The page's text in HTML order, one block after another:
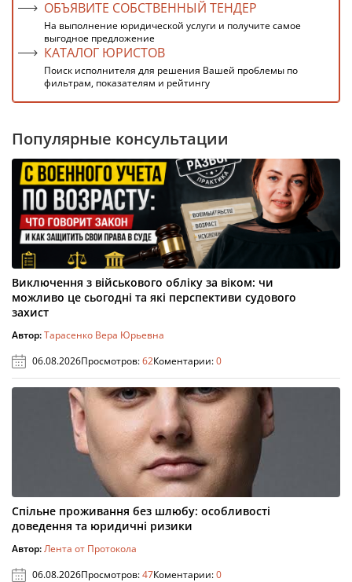
ОБЪЯВИТЕ СОБСТВЕННЫЙ ТЕНДЕР
На выполнение юридической услуги и получите самое
выгодное предложение
КАТАЛОГ ЮРИСТОВ
Поиск исполнителя для решения Вашей проблемы по
фильтрам, показателям и рейтингу
Популярные консультации
Виключення з військового обліку за віком: чи
можливо це сьогодні та які перспективи судового
захист
Автор:Тарасенко Вера Юрьевна
06.08.2026Просмотров:62Коментарии:0
Спільне проживання без шлюбу: особливості
доведення та юридичні ризики
Автор:Лента от Протокола
06.08.2026Просмотров:47Коментарии:0